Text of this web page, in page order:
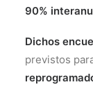
90%
Dichos
previstos